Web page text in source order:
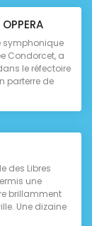
symphonique
Condorcet, a
le réfectoire
parterre de
des Libres
une
brillamment
Une dizaine